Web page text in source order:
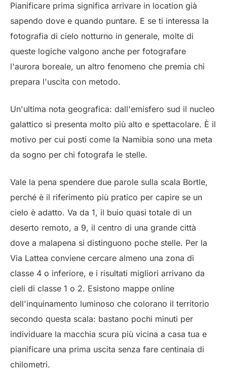
Pianificare prima significa arrivare in location già
sapendo dove e quando puntare. E se ti interessa la
fotografia di cielo notturno in generale, molte di
queste logiche valgono anche per fotografare
l'aurora boreale, un altro fenomeno che premia chi
prepara l'uscita con metodo.
Un'ultima nota geografica: dall'emisfero sud il nucleo
galattico si presenta molto più alto e spettacolare. È il
motivo per cui posti come la Namibia sono una meta
da sogno per chi fotografa le stelle.
Vale la pena spendere due parole sulla scala Bortle,
perché è il riferimento più pratico per capire se un
cielo è adatto. Va da 1, il buio quasi totale di un
deserto remoto, a 9, il centro di una grande città
dove a malapena si distinguono poche stelle. Per la
Via Lattea conviene cercare almeno una zona di
classe 4 o inferiore, e i risultati migliori arrivano da
cieli di classe 1 o 2. Esistono mappe online
dell'inquinamento luminoso che colorano il territorio
secondo questa scala: bastano pochi minuti per
individuare la macchia scura più vicina a casa tua e
pianificare una prima uscita senza fare centinaia di
chilometri.